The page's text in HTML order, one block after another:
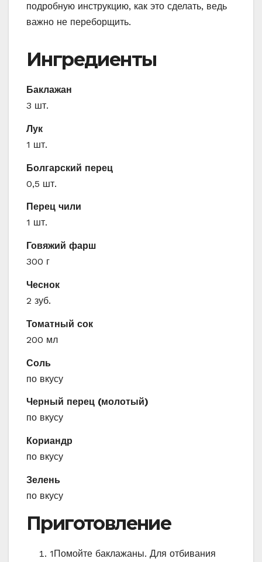
подробную инструкцию, как это сделать, ведь
важно не переборщить.
Ингредиенты
Баклажан
3 шт.
Лук
1 шт.
Болгарский перец
0,5 шт.
Перец чили
1 шт.
Говяжий фарш
300 г
Чеснок
2 зуб.
Томатный сок
200 мл
Соль
по вкусу
Черный перец (молотый)
по вкусу
Кориандр
по вкусу
Зелень
по вкусу
Приготовление
1Помойте баклажаны. Для отбивания